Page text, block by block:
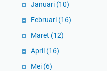
Januari (10)
Februari (16)
Maret (12)
April (16)
Mei (6)